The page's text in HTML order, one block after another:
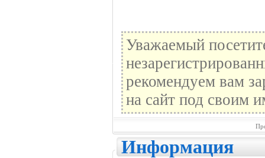
Уважаемый
рекомендуем вам
на сайт под своим
Информация